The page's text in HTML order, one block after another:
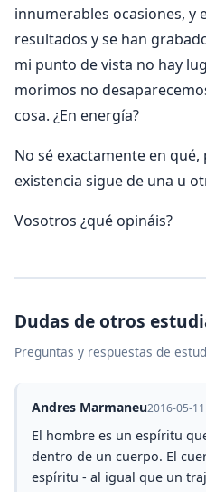
innumerables ocasiones, y
resultados y se han
mi punto de vista no hay
morimos no
cosa. ¿En energía?
No sé exactamente en
existencia sigue de una u
Vosotros ¿qué opináis?
Dudas de otros
Preguntas y respuestas de
Andres Marmaneu2016-05-11
El hombre es un espíritu
dentro de un cuerpo. El
espíritu - al igual que un